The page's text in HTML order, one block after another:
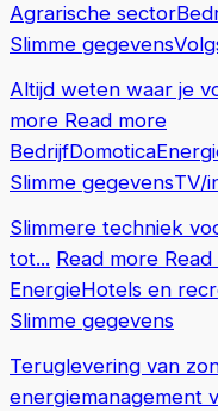
Agrarische sector
Slimme gegevens
Altijd weten waar je
more Read more
BedrijfDomotica
Slimme gegevensTV/
Slimmere techniek
tot... Read more
EnergieHotels en
Slimme gegevens
Teruglevering van
energiemanagement